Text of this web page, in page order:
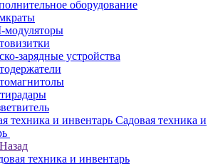
оборудование
модуляторы
зарядные устройства
Садовая техника и
Назад
техника и инвентарь